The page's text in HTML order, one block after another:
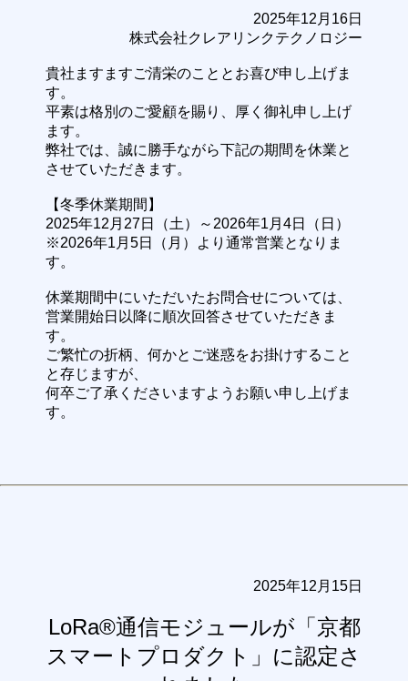
2025年12月16日
株式会社クレアリンクテクノロジー
貴社ますますご清栄のこととお喜び申し上げま
す。
平素は格別のご愛顧を賜り、厚く御礼申し上げ
ます。
弊社では、誠に勝手ながら下記の期間を休業と
させていただきます。
【冬季休業期間】
2025年12月27日（土）～2026年1月4日（日）
※2026年1月5日（月）より通常営業となりま
す。
休業期間中にいただいたお問合せについては、
営業開始日以降に順次回答させていただきま
す。
ご繁忙の折柄、何かとご迷惑をお掛けすること
と存じますが、
何卒ご了承くださいますようお願い申し上げま
す。
2025年12月15日
LoRa®通信モジュールが「京都
スマートプロダクト」に認定さ